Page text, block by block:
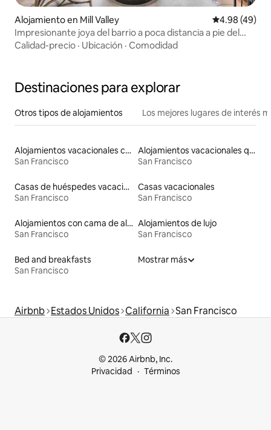
Alojamiento en Mill Valley Calificación
4.98 (49)
Impresionante joya del barrio a poca distancia a pie del
centro de la ciudad
Calidad-precio · Ubicación · Comodidad
Destinaciones para explorar
Otros tipos de alojamientos Los mejores lugares de interés
Alojamientos vacacionales con piscina
San Francisco
Alojamientos vacacionales que admiten mascotas
San Francisco
Casas de huéspedes vacacionales
San Francisco
Casas vacacionales
San Francisco
Alojamientos con cama de altura accesible
San Francisco
Alojamientos de lujo
San Francisco
Bed and breakfasts
San Francisco
Mostrar más
Airbnb Estados Unidos California San Francisco
© 2026 Airbnb, Inc.
Privacidad
Términos